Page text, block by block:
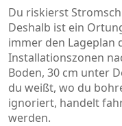
Du riskierst
Deshalb ist ein
immer den Lageplan
Installationszonen
Boden, 30 cm unter
du weißt, wo du
ignoriert, handelt
werden.